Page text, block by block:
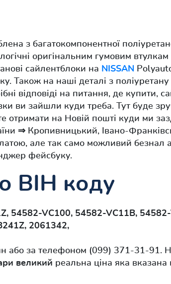
з багатокомпонентної
оригінальним гумовим втулкам
сайлентблоки на NISSAN
Також на наші деталі з поліуретану
відповіді на питання, де купити,
ви зайшли куди треба. Тут буде
на Новій пошті куди ми
⇒ Кропивницький, Івано-
але так само можливий безнал
фейсбуку.
ВІН коду
54582-VC100, 54582-VC11B,
2061342,
або за телефоном (099) 371-31-91.
великий реальна ціна яка вказана